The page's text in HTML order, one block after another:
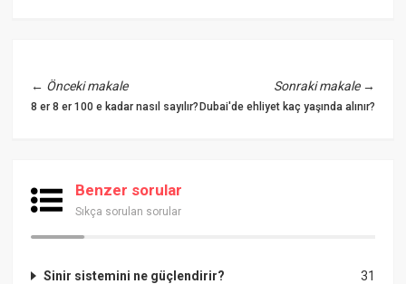
← Önceki makale
8 er 8 er 100 e kadar nasıl sayılır?
Sonraki makale→
Dubai'de ehliyet kaç yaşında alınır?
Benzer sorular
Sıkça sorulan sorular
31
Sinir sistemini ne güçlendirir?